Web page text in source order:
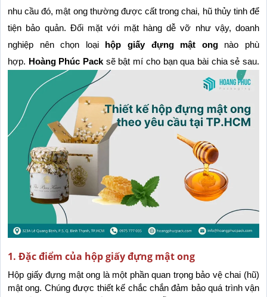
nhu cầu đó, mật ong thường được cất trong chai, hũ thủy tinh để
tiện bảo quản. Đối mặt với mặt hàng dễ vỡ như vậy, doanh
nghiệp nên chọn loại
hộp giấy đựng mật ong nào phù
hợp. Hoàng Phúc Pack sẽ bật mí cho bạn qua bài chia sẻ sau.
1. Đặc điểm của hộp giấy đựng mật ong
Hộp giấy đựng mật ong là một phần quan trọng bảo vệ chai (hũ)
mật ong. Chúng được thiết kế chắc chắn đảm bảo quá trình vận